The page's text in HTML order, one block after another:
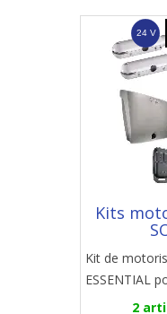
Kits
Kit de
ESSENTIAL
2